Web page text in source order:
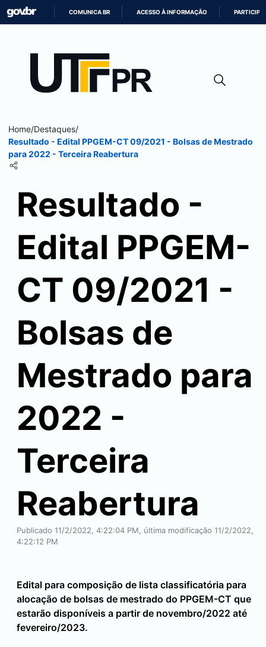
CONTEÚDO
COMUNICA BR ACESSO À INFORMAÇÃO PARTICIPE
Home/Destaques/
Resultado - Edital PPGEM-CT 09/2021 - Bolsas de Mestrado
para 2022 - Terceira Reabertura
Resultado -
Edital PPGEM-
CT 09/2021 -
Bolsas de
Mestrado para
2022 -
Terceira
Reabertura
Publicado 11/2/2022, 4:22:04 PM, última modificação 11/2/2022,
4:22:12 PM
Edital para composição de lista classificatória para
alocação de bolsas de mestrado do PPGEM-CT que
estarão disponíveis a partir de novembro/2022 até
fevereiro/2023.